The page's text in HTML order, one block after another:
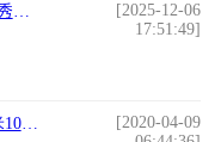
旅
[2025-12-06
17:51:49]
？
[2020-04-09